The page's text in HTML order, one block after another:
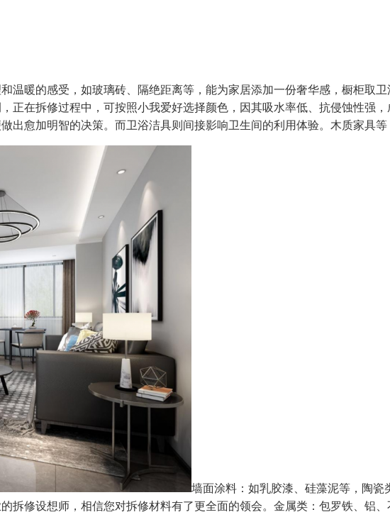
暖的感受，如玻璃砖、隔绝距离等，能为家居添加一份奢华感，橱柜取
正在拆修过程中，可按照小我爱好选择颜色，因其吸水率低、抗侵蚀性强
出愈加明智的决策。而卫浴洁具则间接影响卫生间的利用体验。木质家具等
墙面涂料：如乳胶漆、硅藻泥等，陶
拆修设想师，相信您对拆修材料有了更全面的领会。金属类：包罗铁、铝